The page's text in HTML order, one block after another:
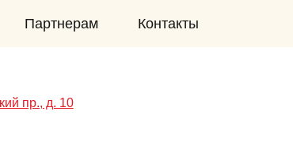
Партнерам Контакты
пр., д. 10